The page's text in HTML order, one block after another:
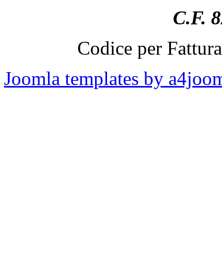
C.F.
Codice per
Joomla templates by